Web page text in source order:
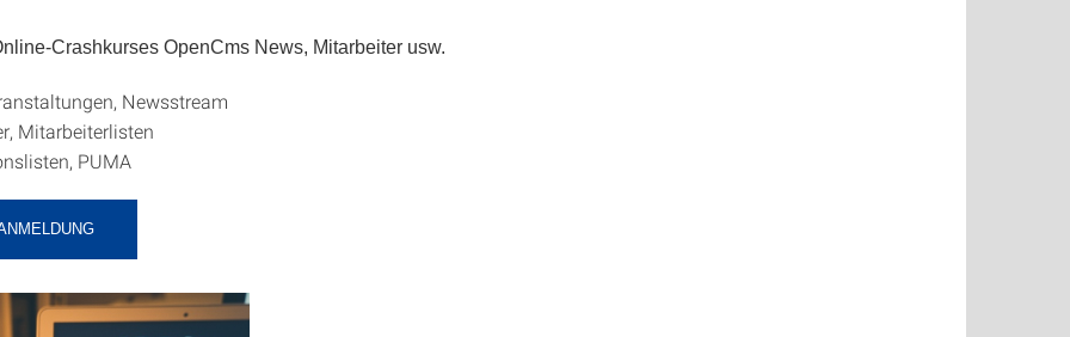
Crashkurses OpenCms News, Mitarbeiter usw.
Newsstream
Mitarbeiterlisten
PUMA